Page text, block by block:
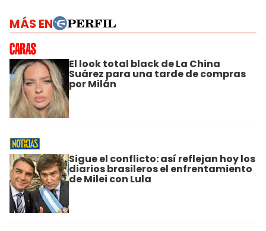
MÁS EN
El look total black de La China
Suárez para una tarde de compras
por Milán
Sigue el conflicto: así reflejan hoy los
diarios brasileros el enfrentamiento
de Milei con Lula